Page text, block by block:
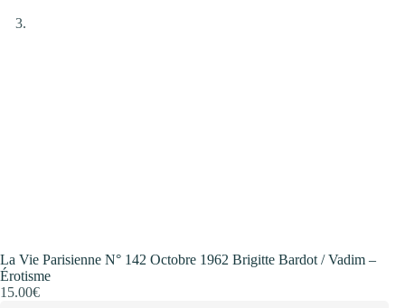
La Vie Parisienne N° 142 Octobre 1962 Brigitte Bardot / Vadim –
Érotisme
15.00€